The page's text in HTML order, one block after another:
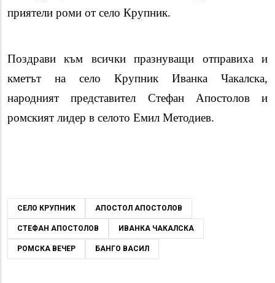
приятели роми от село Крупник.
Поздрави към всички празнуващи отправиха и
кметът на село Крупник Иванка Чакалска,
народният представител Стефан Апостолов и
ромският лидер в селото Емил Методиев.
СЕЛО КРУПНИК АПОСТОЛ АПОСТОЛОВ
СТЕФАН АПОСТОЛОВ ИВАНКА ЧАКАЛСКА
РОМСКА ВЕЧЕР БАНГО ВАСИЛ